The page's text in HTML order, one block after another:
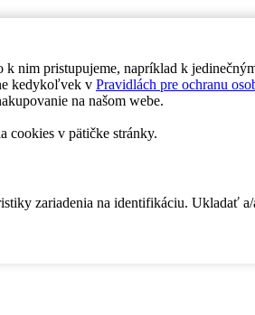
nim pristupujeme, napríklad k
kedykoľvek v Pravidlách pre ochranu
na našom webe.
cookies v pätičke stránky.
zariadenia na identifikáciu. Ukladať